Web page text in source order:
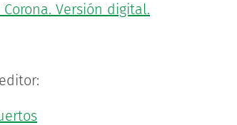
Versión digital.